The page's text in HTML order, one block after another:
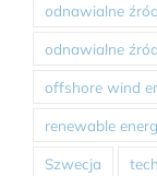
odnawialne
odnawialne
offshore wind
renewable
Szwecja